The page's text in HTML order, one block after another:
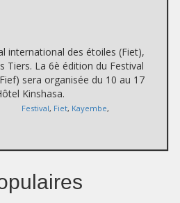
international des étoiles (Fiet),
Tiers. La 6è édition du Festival
sera organisée du 10 au 17
Kinshasa.
Festival, Fiet, Kayembe,